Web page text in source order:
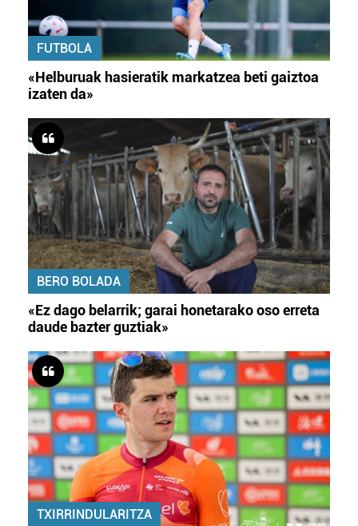
FUTBOLA
«Helburuak hasieratik markatzea beti gaiztoa
izaten da»
BERO BOLADA
«Ez dago belarrik; garai honetarako oso erreta
daude bazter guztiak»
TXIRRINDULARITZA